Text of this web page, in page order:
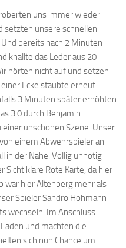
uns immer wieder
setzten unsere schnellen
bereits nach 2 Minuten
knallte das Leder aus 20
hörten nicht auf und setzen
Ecke staubte erneut
3 Minuten später erhöhten
3:0 durch Benjamin
unschönen Szene. Unser
einem Abwehrspieler an
in der Nähe. Völlig unnötig
Sicht klare Rote Karte, da hier
war hier Altenberg mehr als
Spieler Sandro Hohmann
wechseln. Im Anschluss
und machten die
sich nun Chance um